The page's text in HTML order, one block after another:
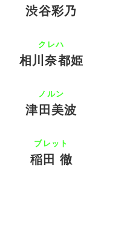
渋谷彩乃
クレハ
相川奈都姫
ノルン
津田美波
ブレット
稲田 徹